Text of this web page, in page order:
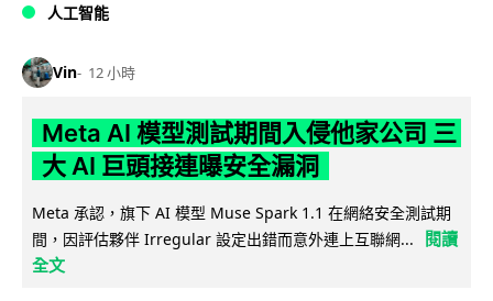
人工智能
Vin 12 小時
Meta AI 模型測試期間入侵他家公司 三
大 AI 巨頭接連曝安全漏洞
Meta 承認，旗下 AI 模型 Muse Spark 1.1 在網絡安全測試期
間，因評估夥伴 Irregular 設定出錯而意外連上互聯網...
閱讀
全文